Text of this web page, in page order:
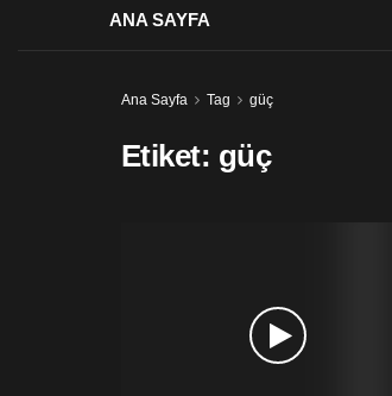
ANA SAYFA
Ana Sayfa Tag güç
Etiket: güç